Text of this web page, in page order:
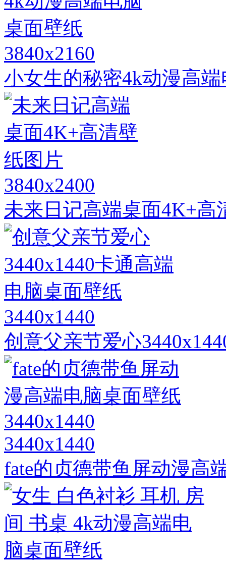
3840x2160
小女生的秘密4k动漫高
3840x2400
未来日记高端桌面4K+高
3440x1440
创意父亲节爱心
3440x1440
fate的贞德带鱼屏动漫高